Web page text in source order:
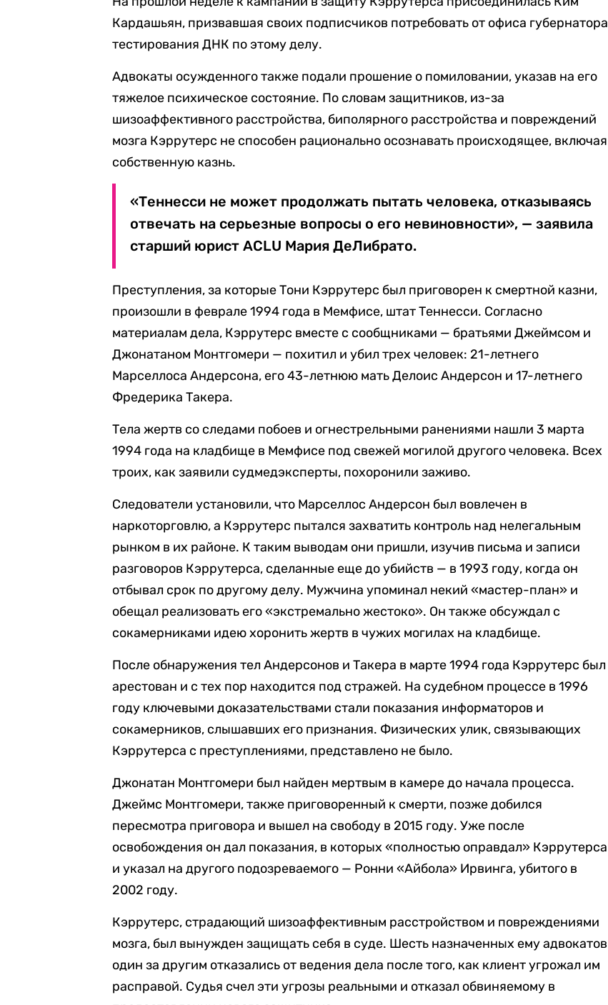
Кардашьян, призвавшая своих подписчиков потребовать от офиса губернатора
тестирования ДНК по этому делу.
Адвокаты осужденного также подали прошение о помиловании, указав на его
тяжелое психическое состояние. По словам защитников, из-за
шизоаффективного расстройства, биполярного расстройства и повреждений
мозга Кэррутерс не способен рационально осознавать происходящее, включая
собственную казнь.
«Теннесси не может продолжать пытать человека, отказываясь
отвечать на серьезные вопросы о его невиновности», — заявила
старший юрист ACLU Мария ДеЛибрато.
Преступления, за которые Тони Кэррутерс был приговорен к смертной казни,
произошли в феврале 1994 года в Мемфисе, штат Теннесси. Согласно
материалам дела, Кэррутерс вместе с сообщниками — братьями Джеймсом и
Джонатаном Монтгомери — похитил и убил трех человек: 21-летнего
Марселлоса Андерсона, его 43-летнюю мать Делоис Андерсон и 17-летнего
Фредерика Такера.
Тела жертв со следами побоев и огнестрельными ранениями нашли 3 марта
1994 года на кладбище в Мемфисе под свежей могилой другого человека. Всех
троих, как заявили судмедэксперты, похоронили заживо.
Следователи установили, что Марселлос Андерсон был вовлечен в
наркоторговлю, а Кэррутерс пытался захватить контроль над нелегальным
рынком в их районе. К таким выводам они пришли, изучив письма и записи
разговоров Кэррутерса, сделанные еще до убийств — в 1993 году, когда он
отбывал срок по другому делу. Мужчина упоминал некий «мастер-план» и
обещал реализовать его «экстремально жестоко». Он также обсуждал с
сокамерниками идею хоронить жертв в чужих могилах на кладбище.
После обнаружения тел Андерсонов и Такера в марте 1994 года Кэррутерс был
арестован и с тех пор находится под стражей. На судебном процессе в 1996
году ключевыми доказательствами стали показания информаторов и
сокамерников, слышавших его признания. Физических улик, связывающих
Кэррутерса с преступлениями, представлено не было.
Джонатан Монтгомери был найден мертвым в камере до начала процесса.
Джеймс Монтгомери, также приговоренный к смерти, позже добился
пересмотра приговора и вышел на свободу в 2015 году. Уже после
освобождения он дал показания, в которых «полностью оправдал» Кэррутерса
и указал на другого подозреваемого — Ронни «Айбола» Ирвинга, убитого в
2002 году.
Кэррутерс, страдающий шизоаффективным расстройством и повреждениями
мозга, был вынужден защищать себя в суде. Шесть назначенных ему адвокатов
один за другим отказались от ведения дела после того, как клиент угрожал им
расправой. Судья счел эти угрозы реальными и отказал обвиняемому в